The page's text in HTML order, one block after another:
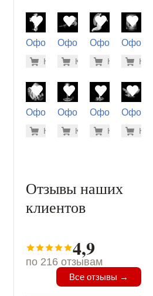
Оформление
(71-317)
-7% 500 руб.
Купить
Оформление
(71-400)
-7%
Купить
Оформление
(71-510)
-
Купить(73-
Оформление
(71-584)
-7% 1.900
Купить
Оформление
(71-118)
-7%
Купить
Оформление
(71-190)
-
Купить(73-
Отзывы наших
клиентов
4,9
по 216 отзывам
Все отзывы →